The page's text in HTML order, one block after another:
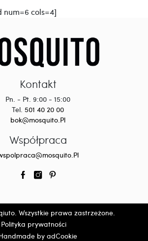
cols=4]
Kontakt
Pn. - Pt. 9:00 - 15:00
Tel. 501 40 20 00
bok@mosquito.Pl
Współpraca
Wszystkie prawa zastrzeżone.
Polityka prywatności
by adCookie